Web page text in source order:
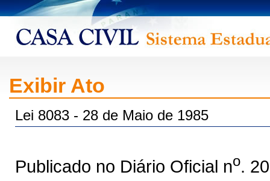
Exibir Ato
Lei 8083 - 28 de Maio de 1985
Publicado no Diário Oficial no.